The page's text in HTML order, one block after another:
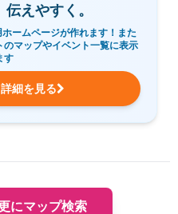
えやすく。
ームページが作れます！また
マップやイベント一覧に表示
す
細を見る
にマップ検索